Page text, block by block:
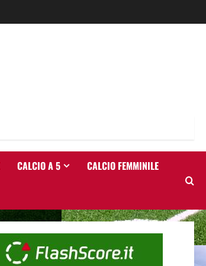
CALCIO A 5 CALCIO FEMMINILE